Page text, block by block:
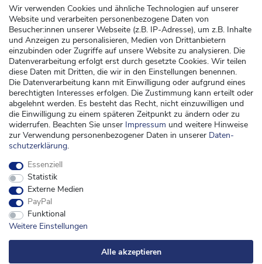
Wir verwenden Cookies und ähnliche Technologien auf unserer
Website und verarbeiten personenbezogene Daten von
Besucher:innen unserer Webseite (z.B. IP-Adresse), um z.B. Inhalte
und Anzeigen zu personalisieren, Medien von Drittanbietern
einzubinden oder Zugriffe auf unsere Website zu analysieren. Die
Datenverarbeitung erfolgt erst durch gesetzte Cookies. Wir teilen
diese Daten mit Dritten, die wir in den Einstellungen benennen.
Die Datenverarbeitung kann mit Einwilligung oder aufgrund eines
berechtigten Interesses erfolgen. Die Zustimmung kann erteilt oder
abgelehnt werden. Es besteht das Recht, nicht einzuwilligen und
die Einwilligung zu einem späteren Zeitpunkt zu ändern oder zu
widerrufen. Beachten Sie unser Impressum und weitere Hinweise
zur Verwendung personenbezogener Daten in unserer Daten­
schutz­erklärung.
Essenziell
Statistik
Externe Medien
PayPal
Funktional
Weitere Einstellungen
Alle akzeptieren
Altbatterieentsorgung
Kundenservice
Versand
Zahlung
Widerrufsrecht
Widerrufsformular
Kontakt
kontakt@kinderspieleland.de
Montag, Dienstag, Freitag von 7.30 bis 15.00 Uhr
Anrufe aus dem dt. Festnetz zum Ortstarif, Preise aus dem Mobilfunknetz ggf.
abweichend (abhängig vom Provider).